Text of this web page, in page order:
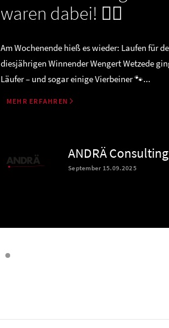
waren dabei! 🏃‍♀️
Am Wochenende hieß es wieder: Laufen für
diesjährigen Winnender Wengert Wetzede
Läufer – und sogar einige Vierbeiner 🐾...
MEHR ERFAHREN
ANDRÄ Consulting
September 15.09.2025